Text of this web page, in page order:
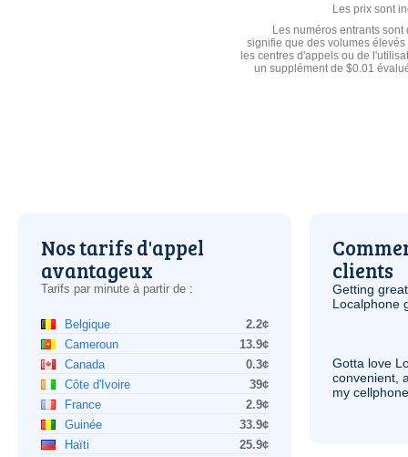
Les prix sont
Les numéros entrants
signifie que des volumes
les centres d'appels ou de
un supplément de $0.01
Nos tarifs d'appel
avantageux
Tarifs par minute à partir de :
Belgique
2.2¢
Cameroun
13.9¢
Canada
0.3¢
Côte d'Ivoire
39¢
France
2.9¢
Guinée
33.9¢
Haïti
25.9¢
clients
Getting
Localphone
Gotta love
convenient,
my